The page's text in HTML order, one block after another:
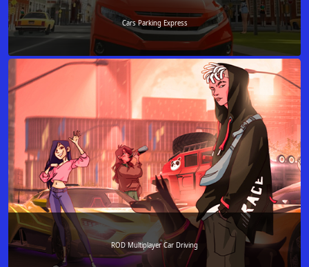
Cars Parking Express
ROD Multiplayer Car Driving